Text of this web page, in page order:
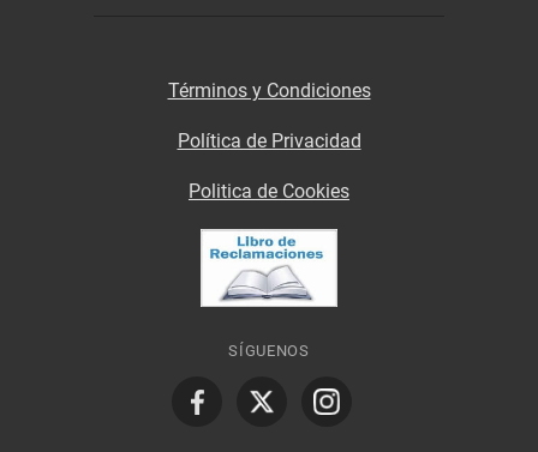
Términos y Condiciones
Política de Privacidad
Politica de Cookies
SÍGUENOS